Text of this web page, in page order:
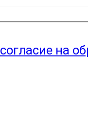
согласие на